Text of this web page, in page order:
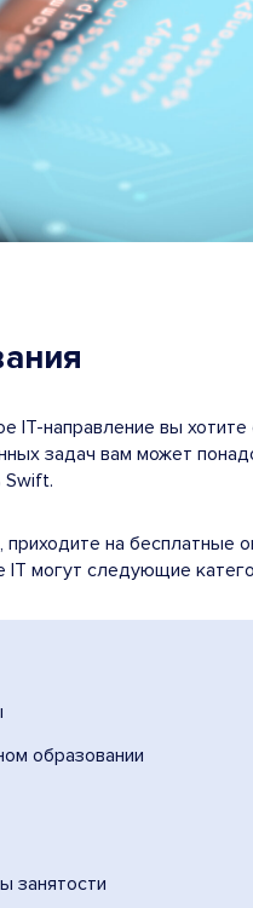
IT-направление вы
задач вам может
Swift.
на
IT могут следующие
образовании
занятости